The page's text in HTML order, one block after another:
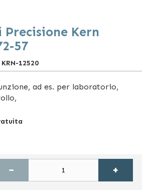
Kern
57
KRN-12520
ad es. per laboratorio,
− +